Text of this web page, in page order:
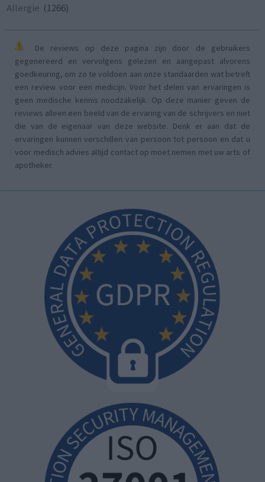
Allergie (1266)
De reviews op deze pagina zijn door de gebruikers
gegenereerd en vervolgens gelezen en aangepast alvorens
goedkeuring, om zo te voldoen aan onze standaarden wat betreft
een review voor een medicijn. Voor het delen van ervaringen is
geen medische kennis noodzakelijk. Op deze manier geven de
reviews alleen een beeld van de ervaring van de schrijvers en niet
die van de eigenaar van deze website. Denk er aan dat de
ervaringen kunnen verschillen van persoon tot persoon en dat u
voor medisch advies altijd contact op moet nemen met uw arts of
apotheker.